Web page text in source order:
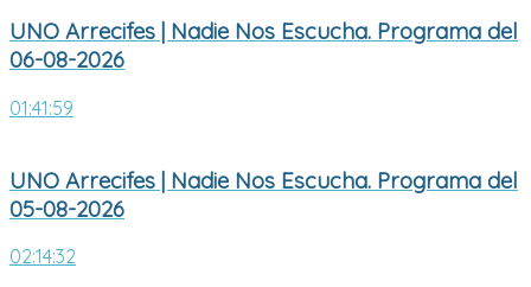
UNO Arrecifes | Nadie Nos Escucha. Programa del
06-08-2026
01:41:59
UNO Arrecifes | Nadie Nos Escucha. Programa del
05-08-2026
02:14:32